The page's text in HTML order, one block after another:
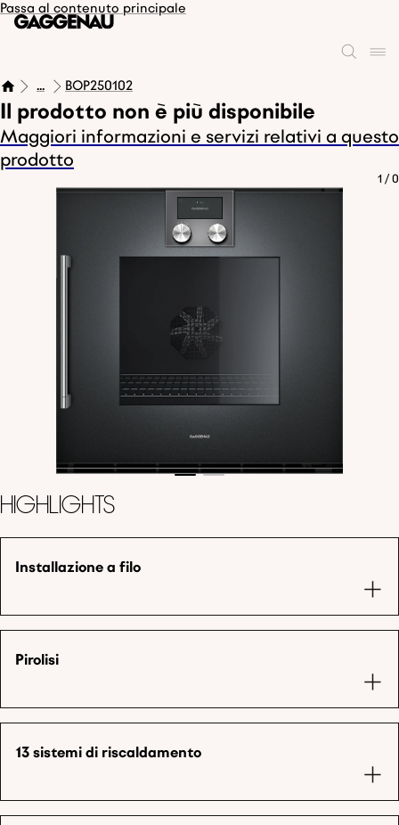
Passa al contenuto principale
... BOP250102
Il prodotto non è più disponibile
Maggiori informazioni e servizi relativi a questo
prodotto
1 / 0
Highlights
Installazione a filo
Pirolisi
13 sistemi di riscaldamento